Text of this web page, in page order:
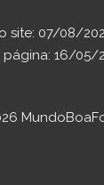
site: 07/08/
página: 16/05/